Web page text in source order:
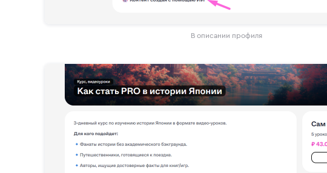
В описании профиля